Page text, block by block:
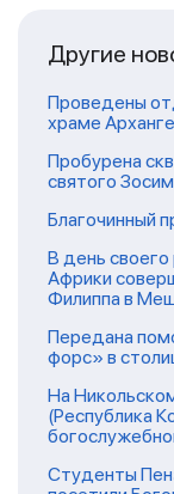
Другие
Проведены
храме
Пробурена
святого
Благочинный
В день
Африки
Филиппа в
Передана
форс» в
На
(Республика
Студенты